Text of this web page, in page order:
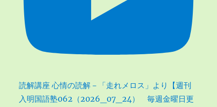
読解講座 心情の読解－「走れメロス」より【週刊
入明国語塾062（2026_07_24） 毎週金曜日更